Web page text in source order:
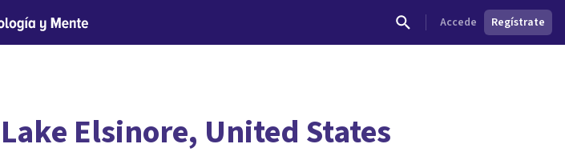
Accede Regístrate
adecuado?Elsinore, United States